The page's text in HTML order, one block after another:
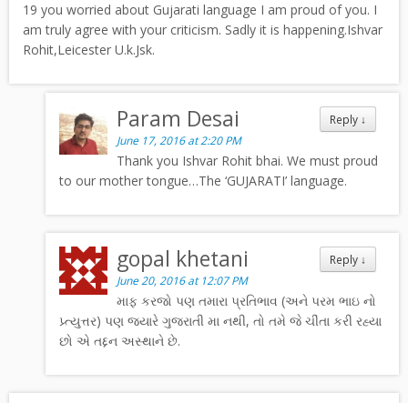
19 you worried about Gujarati language I am proud of you. I
am truly agree with your criticism. Sadly it is happening.Ishvar
Rohit,Leicester U.k.Jsk.
Reply ↓
Param Desai
June 17, 2016 at 2:20 PM
Thank you Ishvar Rohit bhai. We must proud
to our mother tongue…The ‘GUJARATI’ language.
Reply ↓
gopal khetani
June 20, 2016 at 12:07 PM
માફ કરજો પણ તમારા પ્રતિભાવ (અને પરમ ભાઇ નો
પ્ર્ત્યુત્તર) પણ જ્યારે ગુજરાતી મા નથી, તો તમે જે ચીંતા કરી રહ્યા
છો એ તદ્દન અસ્થાને છે.